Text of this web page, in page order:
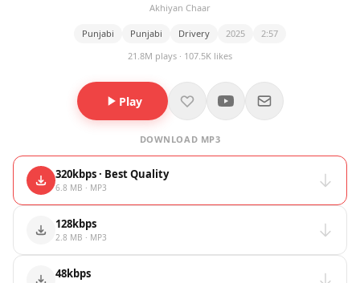
Akhiyan Chaar
Punjabi Punjabi Drivery 2025
2:57
21.8M plays · 107.5K likes
Play
DOWNLOAD MP3
320kbps · Best Quality
6.8 MB · MP3
128kbps
2.8 MB · MP3
48kbps